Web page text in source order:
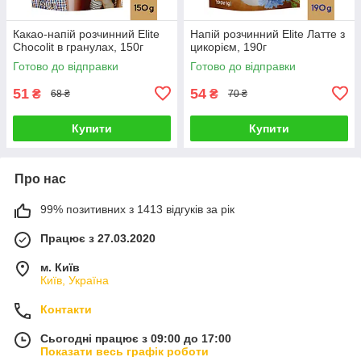
Какао-напій розчинний Elite
Chocolit в гранулах, 150г
Готово до відправки
51 ₴ 68 ₴
Купити
Напій розчинний Elite Латте з
цикорієм, 190г
Готово до відправки
54 ₴ 70 ₴
Купити
Про нас
99% позитивних з 1413 відгуків за рік
Працює з 27.03.2020
м. Київ
Київ, Україна
Контакти
Сьогодні працює з 09:00 до 17:00
Показати весь графік роботи